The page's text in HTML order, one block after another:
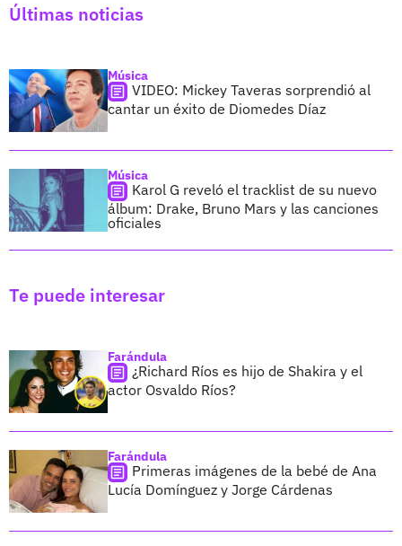
Últimas noticias
Música
VIDEO: Mickey Taveras sorprendió al
cantar un éxito de Diomedes Díaz
Música
Karol G reveló el tracklist de su nuevo
álbum: Drake, Bruno Mars y las canciones
oficiales
Te puede interesar
Farándula
¿Richard Ríos es hijo de Shakira y el
actor Osvaldo Ríos?
Farándula
Primeras imágenes de la bebé de Ana
Lucía Domínguez y Jorge Cárdenas